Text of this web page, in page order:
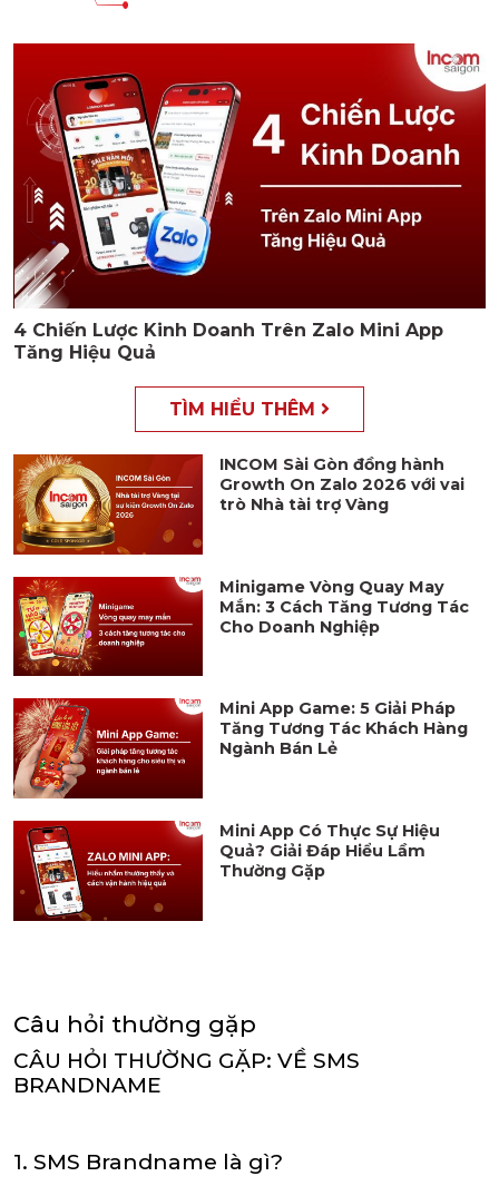
4 Chiến Lược Kinh Doanh Trên Zalo Mini App
Tăng Hiệu Quả
TÌM HIỂU THÊM
INCOM Sài Gòn đồng hành
Growth On Zalo 2026 với vai
trò Nhà tài trợ Vàng
Minigame Vòng Quay May
Mắn: 3 Cách Tăng Tương Tác
Cho Doanh Nghiệp
Mini App Game: 5 Giải Pháp
Tăng Tương Tác Khách Hàng
Ngành Bán Lẻ
Mini App Có Thực Sự Hiệu
Quả? Giải Đáp Hiểu Lầm
Thường Gặp
Câu hỏi thường gặp
CÂU HỎI THƯỜNG GẶP: VỀ SMS
BRANDNAME
1. SMS Brandname là gì?